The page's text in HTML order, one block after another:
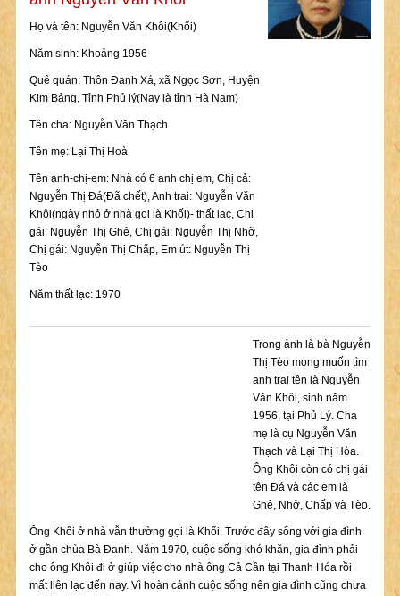
Họ và tên: Nguyễn Văn Khôi(Khối)
Năm sinh: Khoảng 1956
Quê quán: Thôn Đanh Xá, xã Ngọc Sơn, Huyện
Kim Bảng, Tỉnh Phủ lý(Nay là tỉnh Hà Nam)
Tên cha: Nguyễn Văn Thạch
Tên mẹ: Lại Thị Hoà
Tên anh-chị-em: Nhà có 6 anh chị em, Chị cả:
Nguyễn Thị Đá(Đã chết), Anh trai: Nguyễn Văn
Khôi(ngày nhỏ ở nhà gọi là Khối)- thất lạc, Chị
gái: Nguyễn Thị Ghẻ, Chị gái: Nguyễn Thị Nhỡ,
Chị gái: Nguyễn Thị Chấp, Em út: Nguyễn Thị
Tèo
Năm thất lạc: 1970
Trong ảnh là bà Nguyễn
Thị Tèo mong muốn tìm
anh trai tên là Nguyễn
Văn Khôi, sinh năm
1956, tại Phủ Lý. Cha
mẹ là cụ Nguyễn Văn
Thạch và Lại Thị Hòa.
Ông Khôi còn có chị gái
tên Đá và các em là
Ghẻ, Nhở, Chấp và Tèo.
Ông Khôi ở nhà vẫn thường gọi là Khối. Trước đây sống với gia đình
ở gần chùa Bà Đanh. Năm 1970, cuộc sống khó khăn, gia đình phải
cho ông Khôi đi ở giúp việc cho nhà ông Cả Cần tại Thanh Hóa rồi
mất liên lạc đến nay. Vì hoàn cảnh cuộc sống nên gia đình cũng chưa